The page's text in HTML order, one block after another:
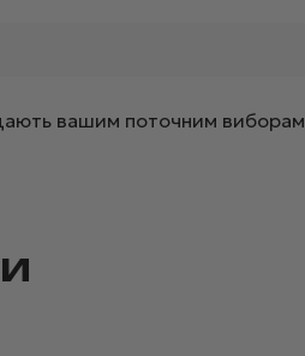
вашим поточним виборам